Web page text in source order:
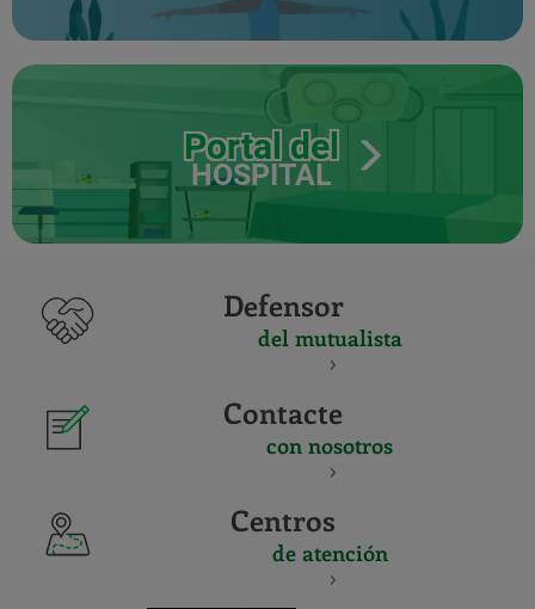
Portal del
HOSPITAL
Defensor
del mutualista
Contacte
con nosotros
Centros
de atención